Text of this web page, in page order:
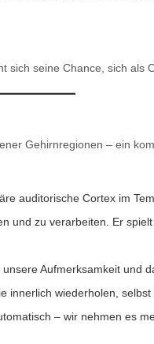
seine Chance, sich als
Gehirnregionen – ein
auditorische Cortex im
und zu verarbeiten. Er
Aufmerksamkeit und
innerlich wiederholen,
– wir nehmen es